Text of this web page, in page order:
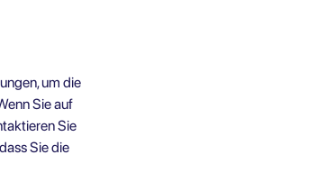
um die
Sie auf
Sie
Sie die